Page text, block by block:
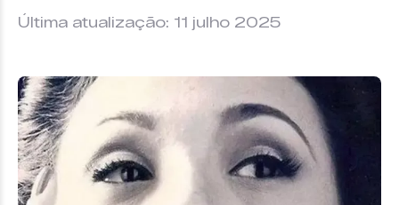
Última atualização: 11 julho 2025